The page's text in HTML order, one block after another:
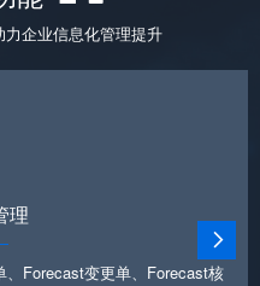
企业信息化管理提升
理
Forecast变更单、Forecast核
